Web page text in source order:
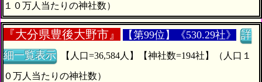
１０万人当たりの神社数）
『大分県豊後大野市』 【第99位】《530.29社》
詳
細一覧表示
０万人当たりの神社数）